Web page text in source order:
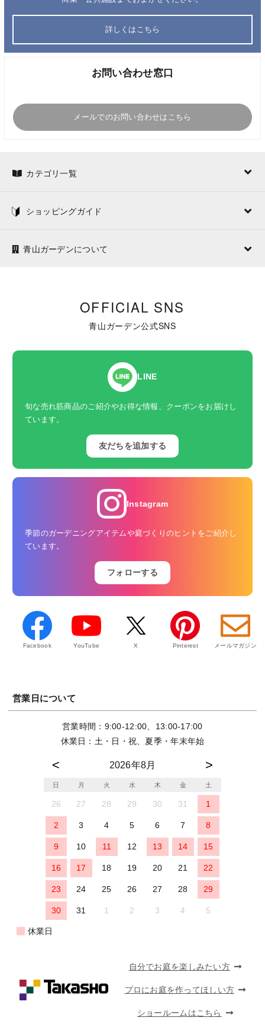
詳しくはこちら
お問い合わせ窓口
メールでのお問い合わせはこちら
カテゴリ一覧
ショッピングガイド
青山ガーデンについて
OFFICIAL SNS
青山ガーデン公式SNS
LINE
旬な売れ筋商品のご紹介やお得な情報、クーポンをお届けし
ています。
友だちを追加する
Instagram
季節のガーデニングアイテムや庭づくりのヒントをご紹介し
ています。
フォローする
Facebook YouTube X Pinterest メールマガジン
営業日について
営業時間：9:00-12:00、13:00-17:00
休業日：土・日・祝、夏季・年末年始
2026年8月
日 月 火 水 木 金 土
26 27 28 29 30 31 1
2 3 4 5 6 7 8
9 10 11 12 13 14 15
16 17 18 19 20 21 22
23 24 25 26 27 28 29
30 31 1 2 3 4 5
休業日
自分でお庭を楽しみたい方
プロにお庭を作ってほしい方
ショールームはこちら